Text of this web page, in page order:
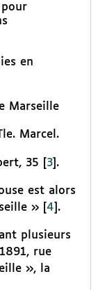
en
Marseille
Marcel.
35 3 .
est alors
»[ 4 .
plusieurs
rue
», la